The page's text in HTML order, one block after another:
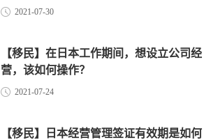
子”？（上）
2021-07-30
【移民】在日本工作期间，想设立公司经
营，该如何操作？
2021-07-24
【移民】日本经营管理签证有效期是如何